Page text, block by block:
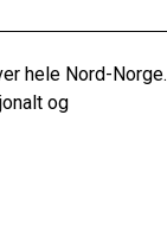
hele Nord-Norge.
og